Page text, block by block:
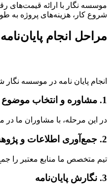
موسسه نگار با ارائه قیمت‌های
شروع کار، هزینه‌های پروژه به
مراحل انجام
انجام پایان نامه در موسسه
1. مشاوره و انتخاب موضوع
در این مرحله، با مشاوران ما
2. جمع‌آوری اطلاعات و پژوهش
تیم متخصص ما منابع معتبر را
3. نگارش پایان‌نامه